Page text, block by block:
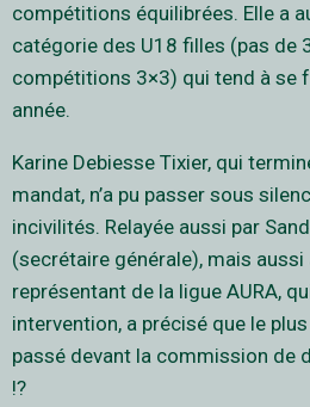
compétitions équilibrées. Elle a
catégorie des U18 filles (pas de
compétitions 3×3) qui tend à se
année.
Karine Debiesse Tixier, qui
mandat, n’a pu passer sous
incivilités. Relayée aussi par
(secrétaire générale), mais aussi
représentant de la ligue AURA,
intervention, a précisé que le
passé devant la commission de
!?